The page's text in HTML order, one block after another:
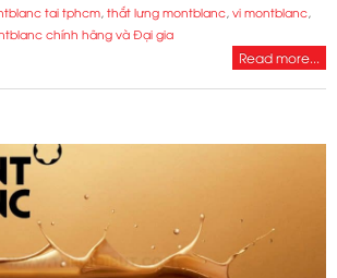
tai tphcm, thắt lưng montblanc, vi montblanc,
chính hãng và Đại gia
Read more...